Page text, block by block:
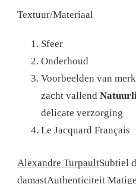
Textuur/Materiaal
Sfeer
Onderhoud
Voorbeelden van
zacht vallend
delicate verzorging
Le Jacquard Français
Alexandre TurpaultSubtiel
damastAuthenticiteit